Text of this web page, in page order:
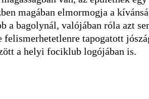
magában elmormogja a
a bagolynál, valójában róla azt
felismerhetetlenre tapogatott
a helyi fociklub logójában is.